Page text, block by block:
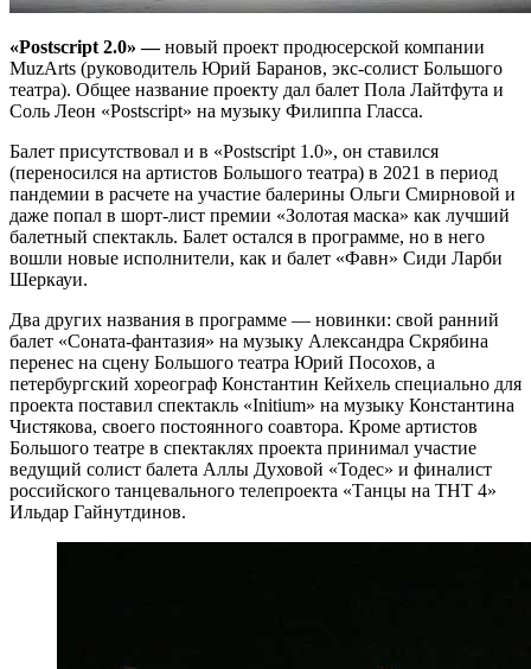
«Postscript 2.0» —новый проект продюсерской компании
MuzArts (руководитель Юрий Баранов, экс-солист Большого
театра). Общее название проекту дал балет Пола Лайтфута и
Соль Леон «Postscript» на музыку Филиппа Гласса.
Балет присутствовал и в «Postscript 1.0», он ставился
(переносился на артистов Большого театра) в 2021 в период
пандемии в расчете на участие балерины Ольги Смирновой и
даже попал в шорт-лист премии «Золотая маска» как лучший
балетный спектакль. Балет остался в программе, но в него
вошли новые исполнители, как и балет «Фавн» Сиди Ларби
Шеркауи.
Два других названия в программе — новинки: свой ранний
балет «Соната-фантазия» на музыку Александра Скрябина
перенес на сцену Большого театра Юрий Посохов, а
петербургский хореограф Константин Кейхель специально для
проекта поставил спектакль «Initium» на музыку Константина
Чистякова, своего постоянного соавтора. Кроме артистов
Большого театре в спектаклях проекта принимал участие
ведущий солист балета Аллы Духовой «Тодес» и финалист
российского танцевального телепроекта «Танцы на ТНТ 4»
Ильдар Гайнутдинов.